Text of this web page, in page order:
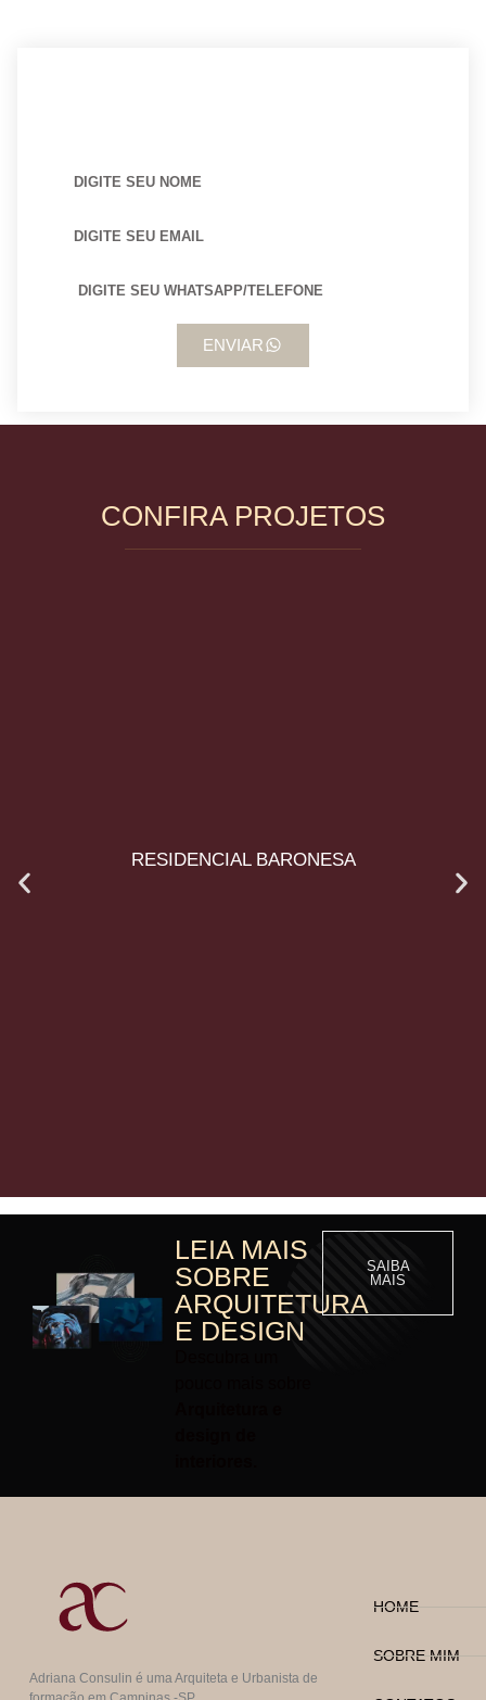
ENVIAR
CONFIRA PROJETOS
RESIDENCIAL BARONESA
LEIA MAIS
SOBRE
ARQUITETURA
E DESIGN
SAIBA
MAIS
Adriana Consulin é uma Arquiteta e Urbanista de
HOME
SOBRE MIM